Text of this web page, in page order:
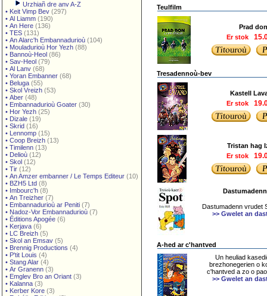
Urzhiañ dre anv A-Z
• Keit Vimp Bev (297)
• Al Liamm (190)
• An Here (136)
• TES (131)
• An Alarc'h Embannadurioù (104)
• Mouladurioù Hor Yezh (88)
• Bannoù-Heol (86)
• Sav-Heol (79)
• Al Lanv (68)
• Yoran Embanner (68)
• Beluga (55)
• Skol Vreizh (53)
• Aber (48)
• Embannadurioù Goater (30)
• Hor Yezh (25)
• Dizale (19)
• Skrid (16)
• Lennomp (15)
• Coop Breizh (13)
• Timilenn (13)
• Delioù (12)
• Skol (12)
• Tir (12)
• An Amzer embanner / Le Temps Editeur (10)
• BZH5 Ltd (8)
• Imbourc'h (8)
• An Treizher (7)
• Embannadurioù ar Peniti (7)
• Nadoz-Vor Embannadurioù (7)
• Éditions Apogée (6)
• Kerjava (6)
• LC Breizh (5)
• Skol an Emsav (5)
• Brennig Productions (4)
• P'tit Louis (4)
• Stang Alar (4)
• Ar Granenn (3)
• Emglev Bro an Oriant (3)
• Kalanna (3)
• Kerber Kore (3)
Teulfilm
Prad
Er stok
Tresadennoù-bev
Kastell
Er stok
Tristan hag
Er stok
Dastumadenn vrudet
>> Gwelet an
A-hed ar c'hantved
Un heuliad
brezhonegerien o
c'hantved a zo o
>> Gwelet an